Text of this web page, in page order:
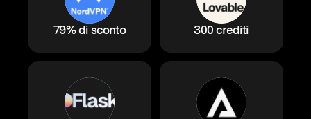
79% di sconto 300 crediti